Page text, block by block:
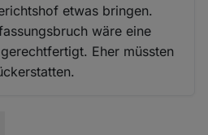
etwas bringen.
wäre eine
Eher müssten